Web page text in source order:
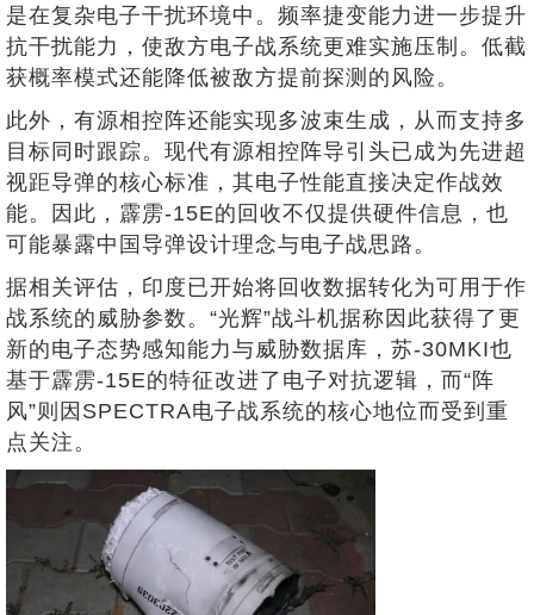
是在复杂电子干扰环境中。频率捷变能力进一步提升
抗干扰能力，使敌方电子战系统更难实施压制。低截
获概率模式还能降低被敌方提前探测的风险。
此外，有源相控阵还能实现多波束生成，从而支持多
目标同时跟踪。现代有源相控阵导引头已成为先进超
视距导弹的核心标准，其电子性能直接决定作战效
能。因此，霹雳-15E的回收不仅提供硬件信息，也
可能暴露中国导弹设计理念与电子战思路。
据相关评估，印度已开始将回收数据转化为可用于作
战系统的威胁参数。“光辉”战斗机据称因此获得了更
新的电子态势感知能力与威胁数据库，苏-30MKI也
基于霹雳-15E的特征改进了电子对抗逻辑，而“阵
风”则因SPECTRA电子战系统的核心地位而受到重
点关注。